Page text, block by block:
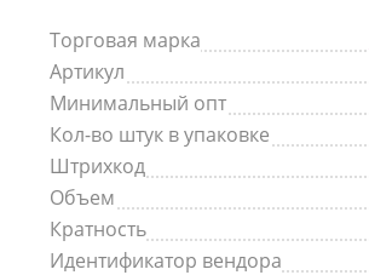
Торговая марка
Артикул
Минимальный опт
Кол-во штук в упаковке
Штрихкод
Объем
Кратность
Идентификатор вендора